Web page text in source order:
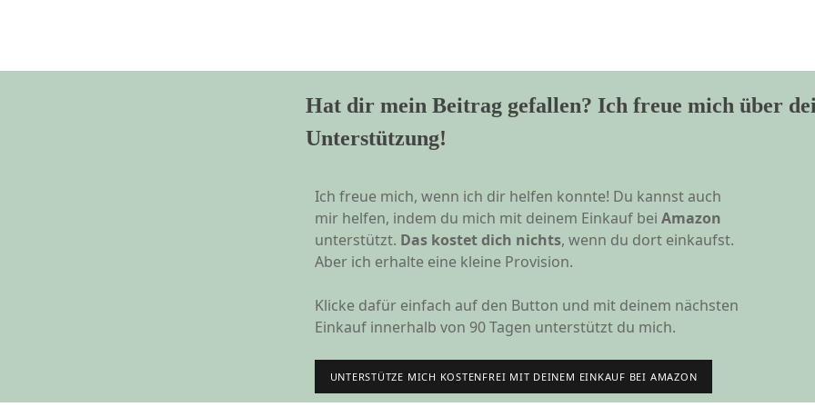
Hat dir mein Beitrag gefallen? Ich freue mich über
Unterstützung!
Ich freue mich, wenn ich dir helfen konnte! Du kannst auch
mir helfen, indem du mich mit deinem Einkauf beiAmazon
unterstützt. Das kostet dich nichts, wenn du dort einkaufst.
Aber ich erhalte eine kleine Provision.
Klicke dafür einfach auf den Button und mit deinem nächsten
Einkauf innerhalb von 90 Tagen unterstützt du mich.
UNTERSTÜTZE MICH KOSTENFREI MIT DEINEM EINKAUF BEI AMAZON